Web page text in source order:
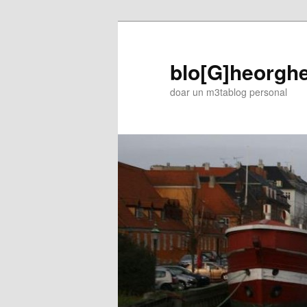
doar un m3tablog personal